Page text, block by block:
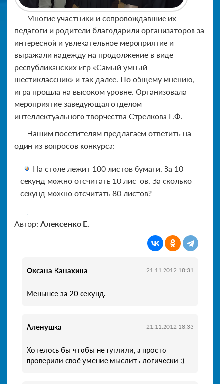
Многие участники и сопровождавшие их
педагоги и родители благодарили организаторов за
интересной и увлекательное мероприятие и
выражали надежду на продолжение в виде
республиканских игр «Самый умный
шестиклассник» и так далее. По общему мнению,
игра прошла на высоком уровне. Организовала
мероприятие заведующая отделом
интеллектуального творчества Стрелкова Г.Ф.
Нашим посетителям предлагаем ответить на
один из вопросов конкурса:
На столе лежит 100 листов бумаги. За 10
секунд можно отсчитать 10 листов. За сколько
секунд можно отсчитать 80 листов?
Автор: Алексенко Е.
Оксана Канахина 21.11.2012 18:31
Меньшее за 20 секунд.
Аленушка 21.11.2012 18:33
Хотелось бы чтобы не гуглили, а просто
проверили своё умение мыслить логически :)